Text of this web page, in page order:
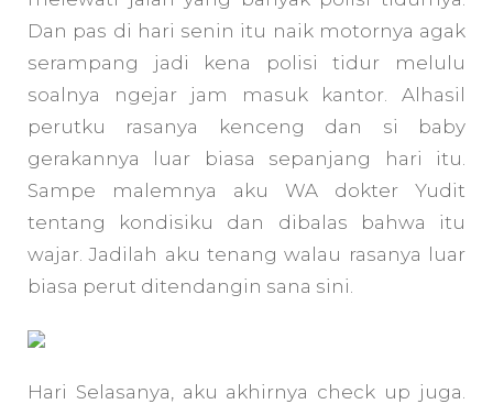
Dan pas di hari senin itu naik motornya agak
serampang jadi kena polisi tidur melulu
soalnya ngejar jam masuk kantor. Alhasil
perutku rasanya kenceng dan si baby
gerakannya luar biasa sepanjang hari itu.
Sampe malemnya aku WA dokter Yudit
tentang kondisiku dan dibalas bahwa itu
wajar. Jadilah aku tenang walau rasanya luar
biasa perut ditendangin sana sini.
Hari Selasanya, aku akhirnya check up juga.